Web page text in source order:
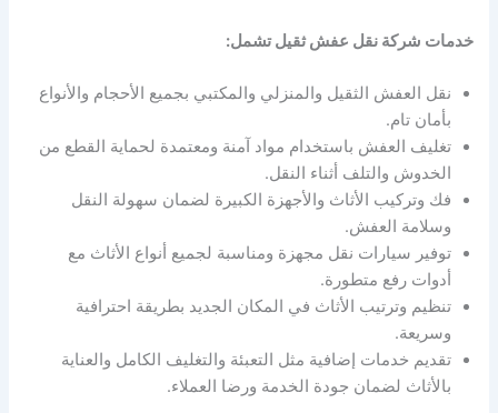
خدمات شركة نقل عفش ثقيل تشمل:
نقل العفش الثقيل والمنزلي والمكتبي بجميع الأحجام والأنواع
بأمان تام.
تغليف العفش باستخدام مواد آمنة ومعتمدة لحماية القطع من
الخدوش والتلف أثناء النقل.
فك وتركيب الأثاث والأجهزة الكبيرة لضمان سهولة النقل
وسلامة العفش.
توفير سيارات نقل مجهزة ومناسبة لجميع أنواع الأثاث مع
أدوات رفع متطورة.
تنظيم وترتيب الأثاث في المكان الجديد بطريقة احترافية
وسريعة.
تقديم خدمات إضافية مثل التعبئة والتغليف الكامل والعناية
بالأثاث لضمان جودة الخدمة ورضا العملاء.